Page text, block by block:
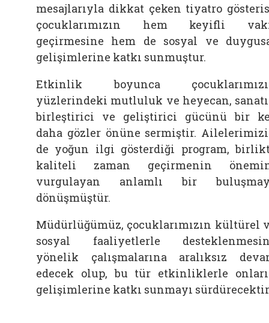
mesajlarıyla dikkat çeken tiyatro
çocuklarımızın hem keyifli
geçirmesine hem de sosyal ve
gelişimlerine katkı sunmuştur.
Etkinlik boyunca
yüzlerindeki mutluluk ve heyecan,
birleştirici ve geliştirici gücünü bir
daha gözler önüne sermiştir.
de yoğun ilgi gösterdiği program,
kaliteli zaman geçirmenin
vurgulayan anlamlı bir
dönüşmüştür.
Müdürlüğümüz, çocuklarımızın kültürel
sosyal faaliyetlerle
yönelik çalışmalarına aralıksız
edecek olup, bu tür etkinliklerle
gelişimlerine katkı sunmayı